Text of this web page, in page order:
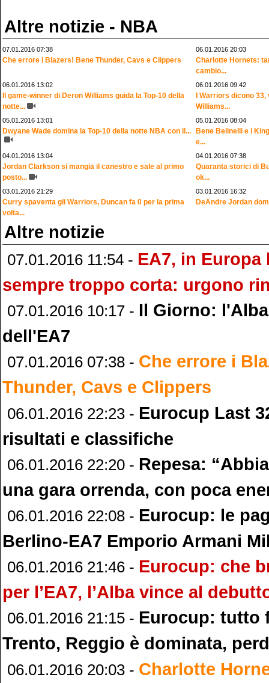
Altre notizie - NBA
07.01.2016 07:38
Che errore i Blazers! Bene Thunder, Cavs e Clippers
06.01.2016 20:03
Charlotte Hornets:
cambio...
06.01.2016 13:02
Il game-winner di Deron Williams guida la Top-10 della
notte...
06.01.2016 09:42
I Warriors dicono
Williams...
05.01.2016 13:01
Dwyane Wade domina la Top-10 della notte NBA con il...
05.01.2016 08:04
Bene Belinelli e i
e...
04.01.2016 13:04
Jordan Clarkson si mangia il canestro e sale al primo
posto...
04.01.2016 07:38
Quaranta storici di
ok...
03.01.2016 21:29
Curry spaventa gli Warriors, Duncan fa 0 per la prima
volta...
03.01.2016 16:32
DeAndre Jordan
Altre notizie
07.01.2016 11:54 - EA7, in Europa
sempre troppo corta: urgono
07.01.2016 10:17 - Il Giorno:
dell'EA7
07.01.2016 07:38 - Che errore i
Thunder, Cavs e Clippers
06.01.2016 22:23 - Eurocup Last
risultati e classifiche
06.01.2016 22:20 - Repesa:
una gara orrenda, con poca
06.01.2016 22:08 - Eurocup: le
Berlino-EA7 Emporio Armani
06.01.2016 21:46 - Eurocup: che
per l’EA7, l’Alba vince al
06.01.2016 21:15 - Eurocup: tutto
Trento, Reggio è dominata,
06.01.2016 20:03 - Charlotte